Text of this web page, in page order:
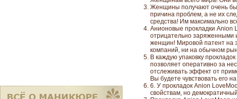
Женщины получают очень
причина проблем, а не их
средства! Им максимально
Анионовые прокладки Anion
отрицательно заряженными
женщин! Мировой патент на
компаний, ни на обычном
В каждую упаковку
позволяет оперативно за
отслеживать эффект от
Вы будете чувствовать его
6. У прокладок Anion
свойствам, но